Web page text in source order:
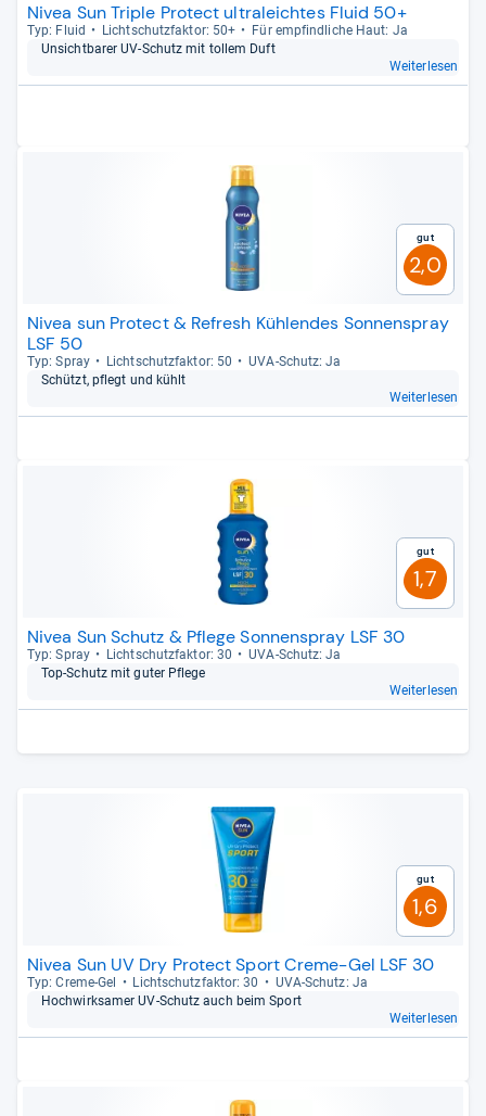
Nivea Sun Triple Protect ultraleichtes Fluid 50+
Typ: Fluid Licht­schutz­fak­tor: 50+
Für emp­find­li­che Haut: Ja
Unsicht­ba­rer UV-​Schutz mit tol­lem Duft
Weiterlesen
Gut
2,0
Nivea sun Protect & Refresh Kühlendes Sonnenspray
LSF 50
Typ: Spray Licht­schutz­fak­tor: 50
UVA-​Schutz: Ja
Schützt, pflegt und kühlt
Weiterlesen
Gut
1,7
Nivea Sun Schutz & Pflege Sonnenspray LSF 30
Typ: Spray Licht­schutz­fak­tor: 30
UVA-​Schutz: Ja
Top-​Schutz mit guter Pflege
Weiterlesen
Gut
1,6
Nivea Sun UV Dry Protect Sport Creme-Gel LSF 30
Typ: Creme-​Gel Licht­schutz­fak­tor: 30
UVA-​Schutz: Ja
Hoch­wirk­sa­mer UV-​Schutz auch beim Sport
Weiterlesen